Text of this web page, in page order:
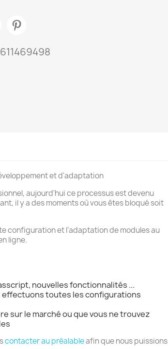
611469498
et d'adaptation
aujourd'hui ce processus est devenu
il y a des moments où vous êtes bloqué soit
configuration et l'adaptation de modules au
ligne.
nouvelles fonctionnalités ...
effectuons toutes les configurations
sur le marché ou que vous ne trouvez
contacter au préalableafin que nous puissions